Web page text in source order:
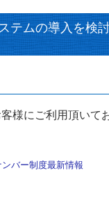
ムの導入を検
客様にご利用頂いて